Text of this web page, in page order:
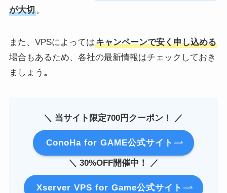
が大切。
また、VPSによってはキャンペーンで安く申し込める
場合もあるため、各社の最新情報はチェックしておき
ましょう 。
＼ 当サイト限定700円クーポン！ ／
ConoHa for GAME公式サイト
＼ 30%OFF開催中！ ／
Xserver VPS for Game公式サイト